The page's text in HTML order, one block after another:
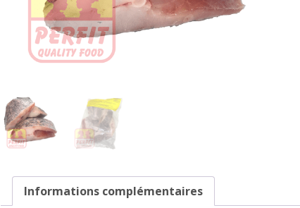
Informations complémentaires